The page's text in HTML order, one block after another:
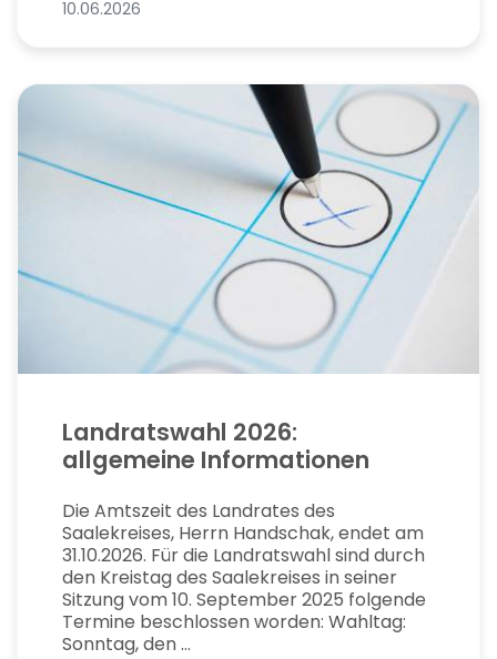
10.06.2026
Landratswahl 2026:
allgemeine Informationen
Die Amtszeit des Landrates des
Saalekreises, Herrn Handschak, endet am
31.10.2026. Für die Landratswahl sind durch
den Kreistag des Saalekreises in seiner
Sitzung vom 10. September 2025 folgende
Termine beschlossen worden: Wahltag:
Sonntag, den ...